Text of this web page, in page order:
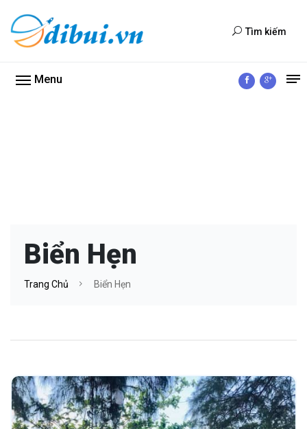
Tìm kiếm
Menu
Biển Hẹn
Trang Chủ Biển Hẹn